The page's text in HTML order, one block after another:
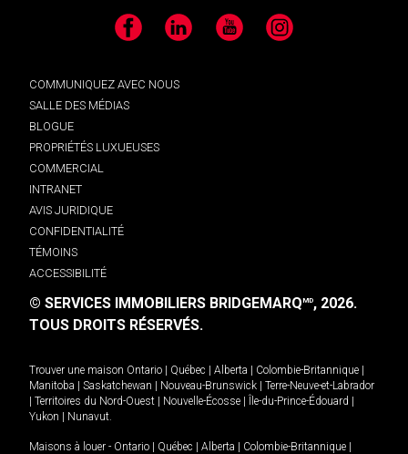
Facebook LinkedIn YouTube Instagram
COMMUNIQUEZ AVEC NOUS
SALLE DES MÉDIAS
BLOGUE
PROPRIÉTÉS LUXUEUSES
COMMERCIAL
INTRANET
AVIS JURIDIQUE
CONFIDENTIALITÉ
TÉMOINS
ACCESSIBILITÉ
© SERVICES IMMOBILIERS BRIDGEMARQMD, 2026.
TOUS DROITS RÉSERVÉS.
Trouver une maison Ontario Québec Alberta Colombie-Britannique
Manitoba
Saskatchewan Nouveau-Brunswick
Terre-Neuve-et-Labrador
Territoires du Nord-Ouest Nouvelle-Écosse Île-du-Prince-Édouard
Yukon
Nunavut.
Maisons à louer - Ontario Québec Alberta Colombie-Britannique